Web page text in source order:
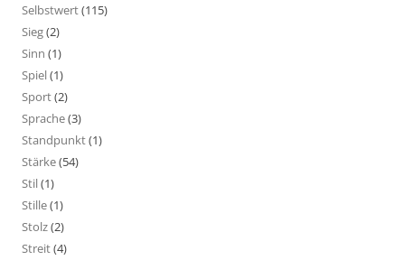
Selbstwert(115)
Sieg(2)
Sinn (1)
Spiel(1)
Sport(2)
Sprache(3)
Standpunkt(1)
Stärke(54)
Stil(1)
Stille(1)
Stolz(2)
Streit(4)